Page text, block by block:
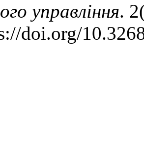
управління.
doi.org/